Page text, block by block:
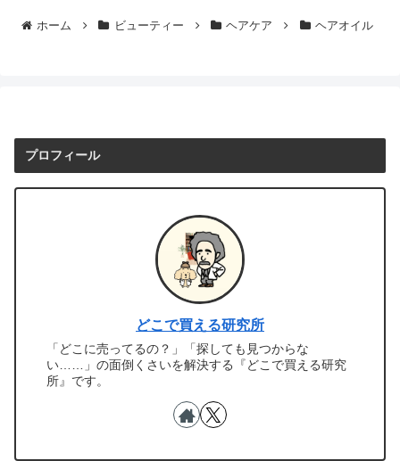
ホーム ビューティー ヘアケア ヘアオイル
プロフィール
どこで買える研究所
「どこに売ってるの？」「探しても見つからな
い……」の面倒くさいを解決する『どこで買える研究
所』です。